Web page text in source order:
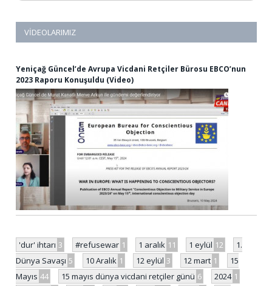
VIDEOLARIMIZ
Yeniçağ Güncel’de Avrupa Vicdani Retçiler Bürosu EBCO’nun
2023 Raporu Konuşuldu (Video)
'dur' ihtarı 3 #refusewar 1 1 aralık 11 1 eylül 12
1.
Dünya Savaşı 5 10 Aralık 1 12 eylül 3 12 mart 1
15
Mayıs 44 15 mayıs dünya vicdani retçiler günü 6 2024 1